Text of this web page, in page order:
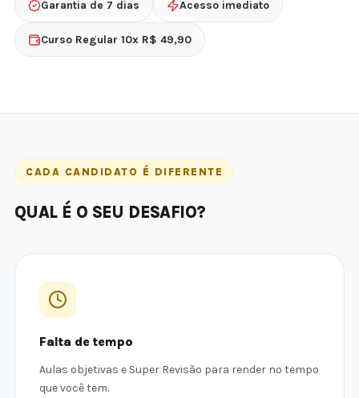
Garantia de 7 dias Acesso imediato
Curso Regular 10x R$ 49,90
CADA CANDIDATO É DIFERENTE
QUAL É O SEU DESAFIO?
Falta de tempo
Aulas objetivas e Super Revisão para render no tempo
que você tem.